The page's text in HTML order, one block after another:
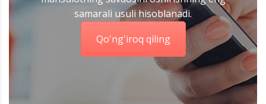
samarali usuli hisoblanadi.
Qo'ng'iroq qiling